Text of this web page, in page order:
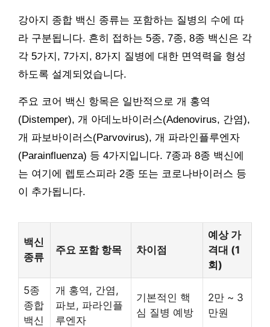
강아지 종합 백신 종류는 포함하는 질병의 수에 따
라 구분됩니다. 흔히 접하는 5종, 7종, 8종 백신은 각
각 5가지, 7가지, 8가지 질병에 대한 면역력을 형성
하도록 설계되었습니다.
주요 코어 백신 항목은 일반적으로 개 홍역
(Distemper), 개 아데노바이러스(Adenovirus, 간염),
개 파보바이러스(Parvovirus), 개 파라인플루엔자
(Parainfluenza) 등 4가지입니다. 7종과 8종 백신에
는 여기에 렙토스피라 2종 또는 코로나바이러스 등
이 추가됩니다.
백신
종류
주요 포함 항목 차이점
예상 가
격대 (1
회)
5종
종합
백신
개 홍역, 간염,
파보, 파라인플
루엔자
기본적인 핵
심 질병 예방
2만 ~ 3
만원